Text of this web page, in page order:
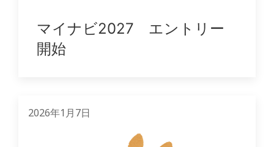
マイナビ2027 エントリー
開始
2026年1月7日